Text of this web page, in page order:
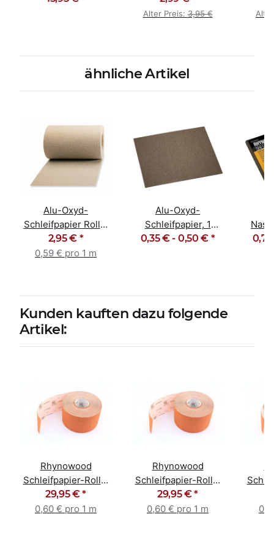
Alter Preis:3,95 €
ähnliche Artikel
Alu-Oxyd-
Schleifpapier Rolle,
5m Korn 60 - 240
2,95 € *
0,59 € pro 1 m
Alu-Oxyd-
Schleifpapier, 1
Bogen Korn 60 - 240
0,35 € - 0,50 € *
Kunden kauften dazu folgende
Artikel:
Rhynowood
Schleifpapier-Rolle,
Körnung 120
29,95 €*
0,60 € pro 1 m
Rhynowood
Schleifpapier-Rolle,
Körnung 240
29,95 €*
0,60 € pro 1 m